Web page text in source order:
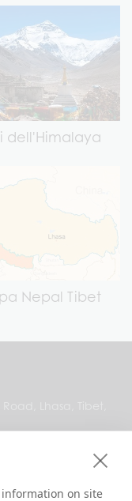
information on site
dell'Himalaya
Nepal Tibet